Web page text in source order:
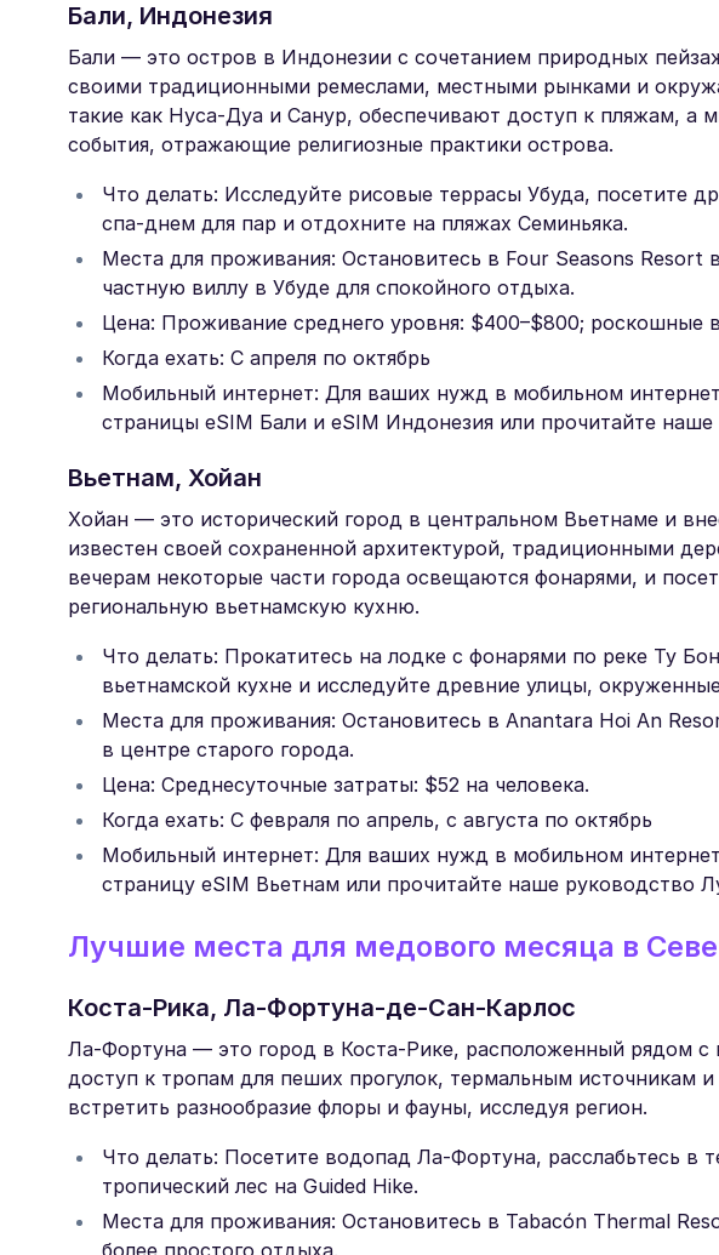
Бали, Индонезия
Бали — это остров в Индонезии с сочетанием природных
своими традиционными ремеслами, местными рынками и
такие как Нуса-Дуа и Санур, обеспечивают доступ к пляжам, а
события, отражающие религиозные практики острова.
Что делать: Исследуйте рисовые террасы Убуда, посетите
спа-днем для пар и отдохните на пляжах Семиньяка.
Места для проживания: Остановитесь в Four Seasons
частную виллу в Убуде для спокойного отдыха.
Цена: Проживание среднего уровня: $400–$800; роскошные
Когда ехать: С апреля по октябрь
Мобильный интернет: Для ваших нужд в мобильном
страницы eSIM Бали и eSIM Индонезия или прочитайте
Вьетнам, Хойан
Хойан — это исторический город в центральном Вьетнаме и
известен своей сохраненной архитектурой, традиционными
вечерам некоторые части города освещаются фонарями, и
региональную вьетнамскую кухню.
Что делать: Прокатитесь на лодке с фонарями по реке Ту
вьетнамской кухне и исследуйте древние улицы,
Места для проживания: Остановитесь в Anantara Hoi An
в центре старого города.
Цена: Среднесуточные затраты: $52 на человека.
Когда ехать: С февраля по апрель, с августа по октябрь
Мобильный интернет: Для ваших нужд в мобильном
страницу eSIM Вьетнам или прочитайте наше руководство
Лучшие места для медового месяца в
Коста-Рика, Ла-Фортуна-де-Сан-Карлос
Ла-Фортуна — это город в Коста-Рике, расположенный рядом с
доступ к тропам для пеших прогулок, термальным источникам
встретить разнообразие флоры и фауны, исследуя регион.
Что делать: Посетите водопад Ла-Фортуна, расслабьтесь в
тропический лес на Guided Hike.
Места для проживания: Остановитесь в Tabacón Thermal